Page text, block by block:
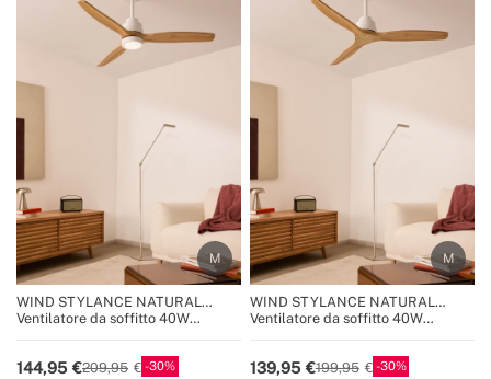
WIND STYLANCE NATURAL
WOOD
Ventilatore da soffitto 40W
144,95 209,95 30
WIND STYLANCE NATURAL
WOOD
Ventilatore da soffitto 40W
139,95 199,95 30